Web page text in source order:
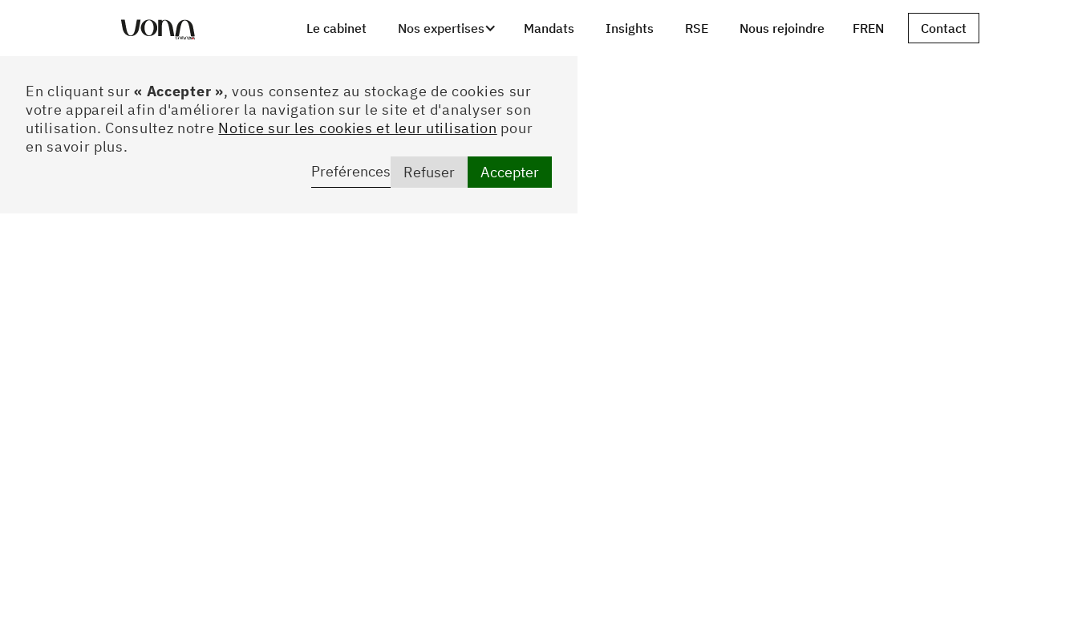
Le cabinet Nos expertises Mandats Insights RSE Nous rejoindre FREN Contact
En cliquant sur« Accepter », vous consentez au stockage de cookies sur
votre appareil afin d'améliorer la navigation sur le site et d'analyser son
utilisation. Consultez notre Notice sur les cookies et leur utilisation pour
en savoir plus.
Preférences
Refuser Accepter